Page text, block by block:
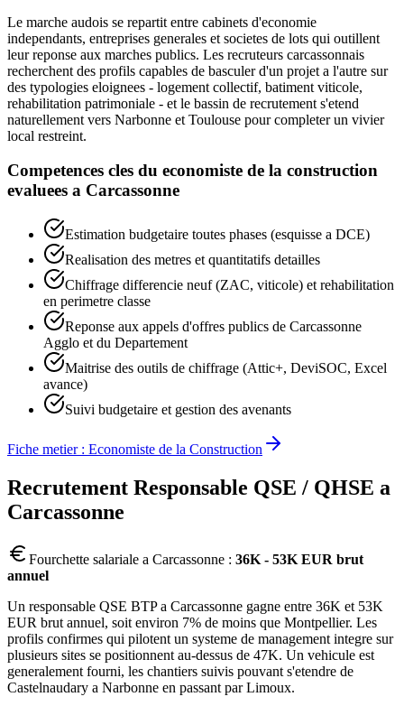
Le marche audois se repartit entre cabinets d'economie
independants, entreprises generales et societes de lots qui outillent
leur reponse aux marches publics. Les recruteurs carcassonnais
recherchent des profils capables de basculer d'un projet a l'autre sur
des typologies eloignees - logement collectif, batiment viticole,
rehabilitation patrimoniale - et le bassin de recrutement s'etend
naturellement vers Narbonne et Toulouse pour completer un vivier
local restreint.
Competences cles du economiste de la construction
evaluees a Carcassonne
Estimation budgetaire toutes phases (esquisse a DCE)
Realisation des metres et quantitatifs detailles
Chiffrage differencie neuf (ZAC, viticole) et rehabilitation
en perimetre classe
Reponse aux appels d'offres publics de Carcassonne
Agglo et du Departement
Maitrise des outils de chiffrage (Attic+, DeviSOC, Excel
avance)
Suivi budgetaire et gestion des avenants
Fiche metier : Economiste de la Construction
Recrutement Responsable QSE / QHSE a
Carcassonne
Fourchette salariale a Carcassonne : 36K - 53K EUR brut
annuel
Un responsable QSE BTP a Carcassonne gagne entre 36K et 53K
EUR brut annuel, soit environ 7% de moins que Montpellier. Les
profils confirmes qui pilotent un systeme de management integre sur
plusieurs sites se positionnent au-dessus de 47K. Un vehicule est
generalement fourni, les chantiers suivis pouvant s'etendre de
Castelnaudary a Narbonne en passant par Limoux.